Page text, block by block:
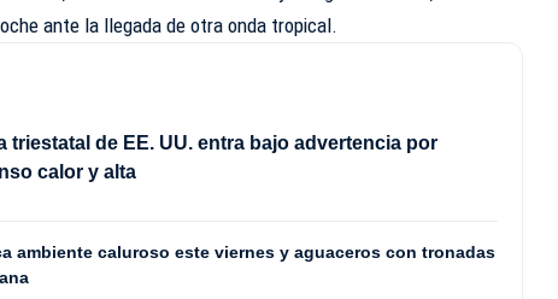
ante la llegada de otra onda tropical.
triestatal de EE. UU. entra bajo advertencia por
calor y alta
ambiente caluroso este viernes y aguaceros con tronadas